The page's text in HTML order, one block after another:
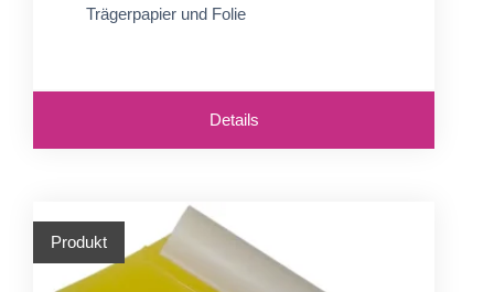
Trägerpapier und Folie
Details
Produkt